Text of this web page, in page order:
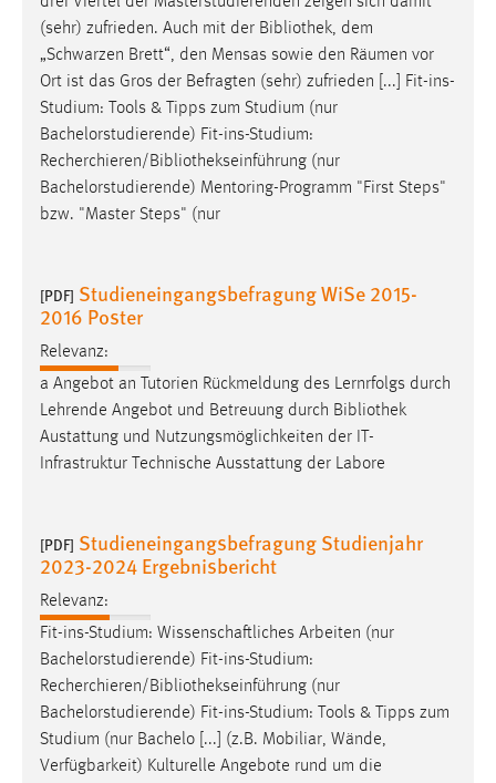
(sehr) zufrieden. Auch mit der Bibliothek, dem
„Schwarzen Brett“, den Mensas sowie den Räumen vor
Ort ist das Gros der Befragten (sehr) zufrieden [...] Fit-ins-
Studium: Tools & Tipps zum Studium (nur
Bachelorstudierende) Fit-ins-Studium:
Recherchieren/Bibliothekseinführung (nur
Bachelorstudierende) Mentoring-Programm "First Steps"
bzw. "Master Steps" (nur
[PDF] Studieneingangsbefragung WiSe 2015-
2016 Poster
Relevanz:
a Angebot an Tutorien Rückmeldung des Lernrfolgs durch
Lehrende Angebot und Betreuung durch Bibliothek
Austattung und Nutzungsmöglichkeiten der IT-
Infrastruktur Technische Ausstattung der Labore
[PDF] Studieneingangsbefragung Studienjahr
2023-2024 Ergebnisbericht
Relevanz:
Fit-ins-Studium: Wissenschaftliches Arbeiten (nur
Bachelorstudierende) Fit-ins-Studium:
Recherchieren/Bibliothekseinführung (nur
Bachelorstudierende) Fit-ins-Studium: Tools & Tipps zum
Studium (nur Bachelo [...] (z.B. Mobiliar, Wände,
Verfügbarkeit) Kulturelle Angebote rund um die
EXTERNE MEDIEN
Um Inhalte von Videoplattformen und Social Media
Plattformen anzeigen zu können, werden von diesen
externen Medien Cookies gesetzt.
YouTube
Vimeo